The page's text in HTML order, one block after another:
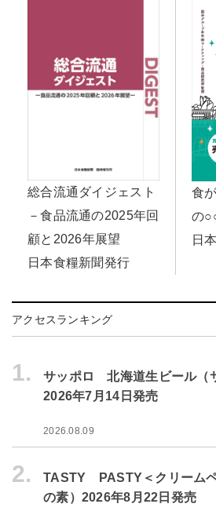
総合流通ダイジェスト
－食品流通の2025年回
顧と2026年展望
日本食糧新聞発行
食
の
日
アクセスランキング
1.
サッポロ 北海道生ビール（
2026年7月14日発売
2026.08.09
2.
TASTY PASTY＜クリーム
の素）2026年8月22日発売